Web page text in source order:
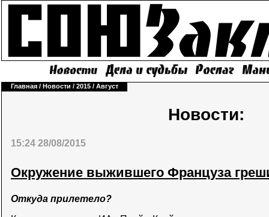
Главная / Новости / 2015 / Август
Новости:
15:24 28/08/2015
Окружение выжившего Француза
Откуда прилетело?